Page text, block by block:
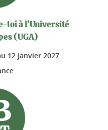
toi à l'Université
(UGA)
12 janvier 2027